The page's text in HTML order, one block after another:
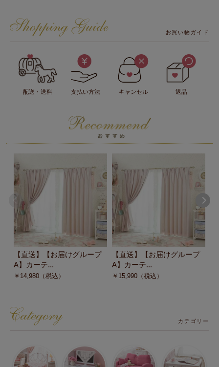
お買い物ガイド
配送・送料 支払い方法 キャンセル 返品
【直送】【お届けグループ
A】カーテ...
￥ 14,980 （税込）
【直送】【お届けグループ
A】カーテ...
￥ 15,990 （税込）
カテゴリー